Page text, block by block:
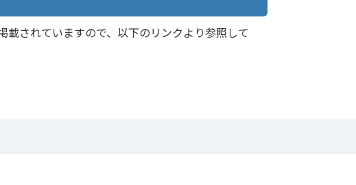
されていますので、以下のリンクより参照して